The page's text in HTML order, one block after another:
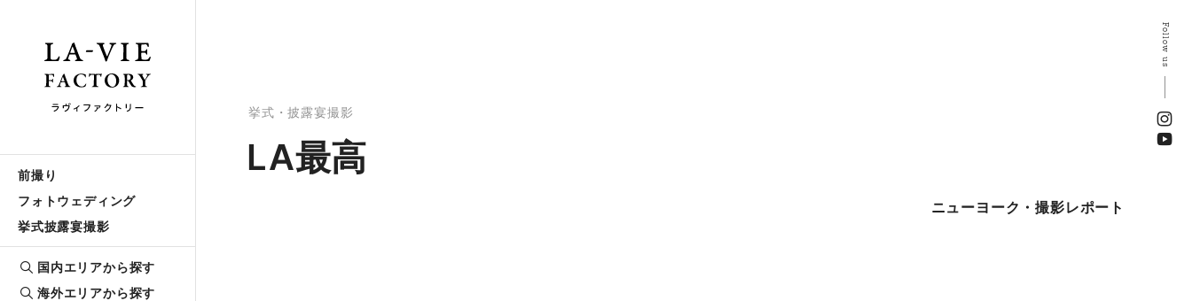
前撮り
フォトウェディング
挙式披露宴撮影
国内エリアから探す
海外エリアから探す
挙式・披露宴撮影
LA最高
ニューヨーク・撮影レポート
Follow us